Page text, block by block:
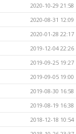
2020-10-29 21:58
2020-08-31 12:09
2020-01-28 22:17
2019-12-04 22:26
2019-09-25 19:27
2019-09-05 19:00
2019-08-30 16:58
2019-08-19 16:38
2018-12-18 10:54